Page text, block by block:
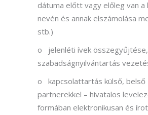
dátuma előtt vagy előleg van a
nevén és annak elszámolása
stb.)
o jelenléti ívek
szabadságnyilvántartás
o kapcsolattartás külső, belső
partnerekkel – hivatalos
formában elektronikusan és